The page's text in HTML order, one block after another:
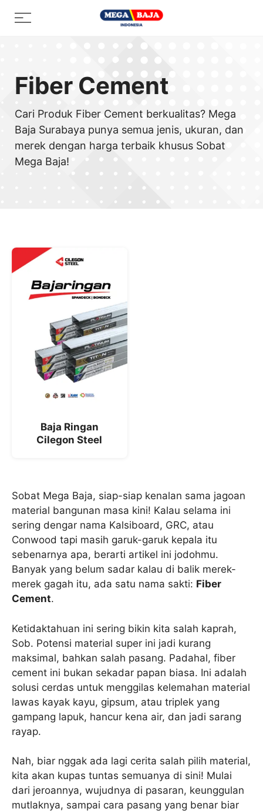
Menu
Fiber Cement
Cari Produk Fiber Cement berkualitas? Mega
Baja Surabaya punya semua jenis, ukuran, dan
merek dengan harga terbaik khusus Sobat
Mega Baja!
Baja Ringan
Cilegon Steel
Sobat Mega Baja, siap-siap kenalan sama jagoan
material bangunan masa kini! Kalau selama ini
sering dengar nama Kalsiboard, GRC, atau
Conwood tapi masih garuk-garuk kepala itu
sebenarnya apa, berarti artikel ini jodohmu.
Banyak yang belum sadar kalau di balik merek-
merek gagah itu, ada satu nama sakti: Fiber
Cement.
Ketidaktahuan ini sering bikin kita salah kaprah,
Sob. Potensi material super ini jadi kurang
maksimal, bahkan salah pasang. Padahal, fiber
cement ini bukan sekadar papan biasa. Ini adalah
solusi cerdas untuk menggilas kelemahan material
lawas kayak kayu, gipsum, atau triplek yang
gampang lapuk, hancur kena air, dan jadi sarang
rayap.
Nah, biar nggak ada lagi cerita salah pilih material,
kita akan kupas tuntas semuanya di sini! Mulai
dari jeroannya, wujudnya di pasaran, keunggulan
mutlaknya, sampai cara pasang yang benar biar